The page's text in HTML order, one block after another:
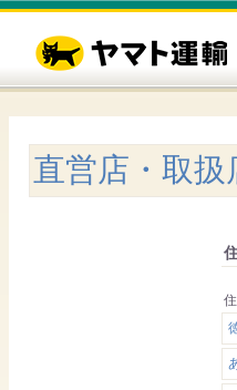
直営店・取扱